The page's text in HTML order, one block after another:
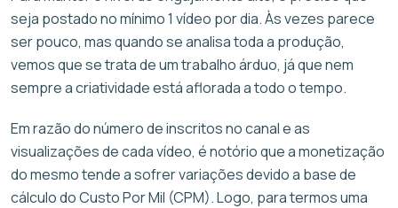
seja postado no mínimo 1 vídeo por dia. Às vezes parece
ser pouco, mas quando se analisa toda a produção,
vemos que se trata de um trabalho árduo, já que nem
sempre a criatividade está aflorada a todo o tempo.
Em razão do número de inscritos no canal e as
visualizações de cada vídeo, é notório que a monetização
do mesmo tende a sofrer variações devido a base de
cálculo do Custo Por Mil (CPM). Logo, para termos uma